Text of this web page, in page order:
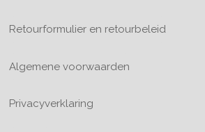
Retourformulier en retourbeleid
Algemene voorwaarden
Privacyverklaring